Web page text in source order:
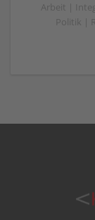
Arbeit |
Politik |